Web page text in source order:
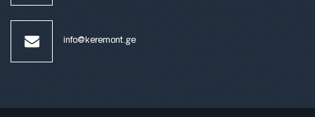
info@keremont.ge